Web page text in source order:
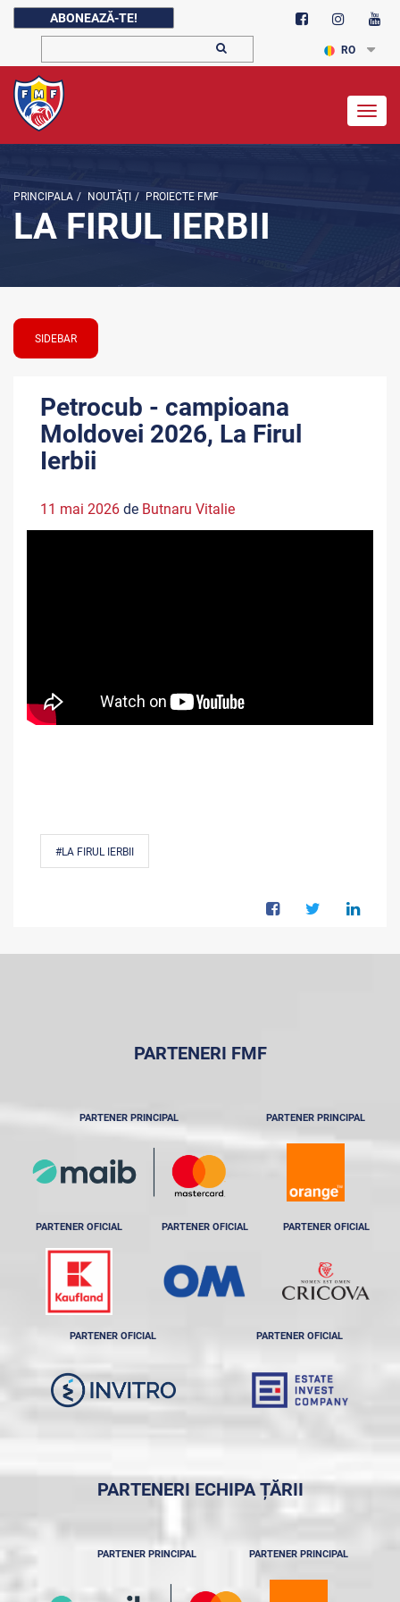
ABONEAZĂ-TE!
RO
PRINCIPALA / NOUTĂŢI / PROIECTE FMF
LA FIRUL IERBII
SIDEBAR
Petrocub - campioana
Moldovei 2026, La Firul
Ierbii
11 mai 2026 de Butnaru Vitalie
#LA FIRUL IERBII
PARTENERI FMF
PARTENER PRINCIPAL PARTENER PRINCIPAL
PARTENER OFICIAL PARTENER OFICIAL PARTENER OFICIAL
PARTENER OFICIAL PARTENER OFICIAL
PARTENERI ECHIPA ȚĂRII
PARTENER PRINCIPAL PARTENER PRINCIPAL